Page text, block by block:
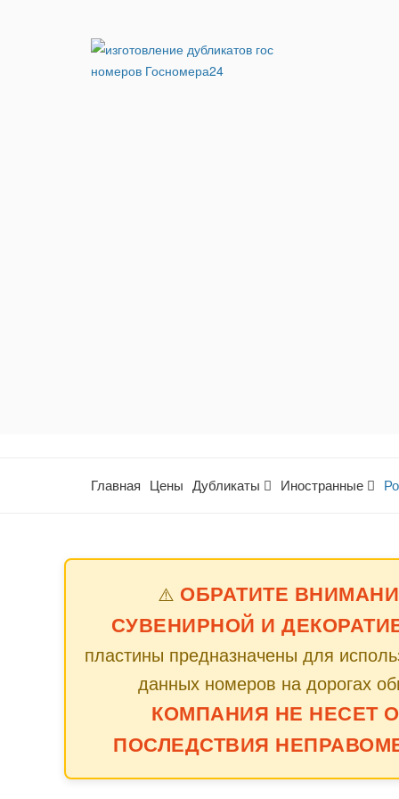
Главная Цены Дубликаты Иностранные
⚠️ ОБРАТИТЕ
СУВЕНИРНОЙ И
пластины предназначены для
данных номеров на дорогах
КОМПАНИЯ НЕ НЕСЕТ
ПОСЛЕДСТВИЯ